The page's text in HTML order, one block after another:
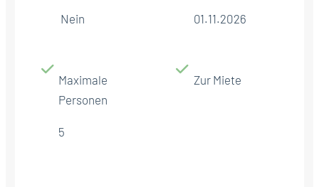
Nein 01.11.2026
Maximale
Personen
5
Zur Miete